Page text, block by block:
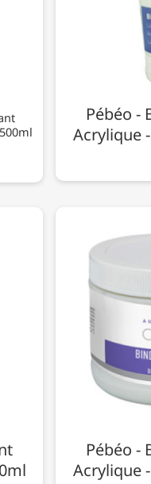
Pébéo -
Acrylique
Pébéo -
Acrylique